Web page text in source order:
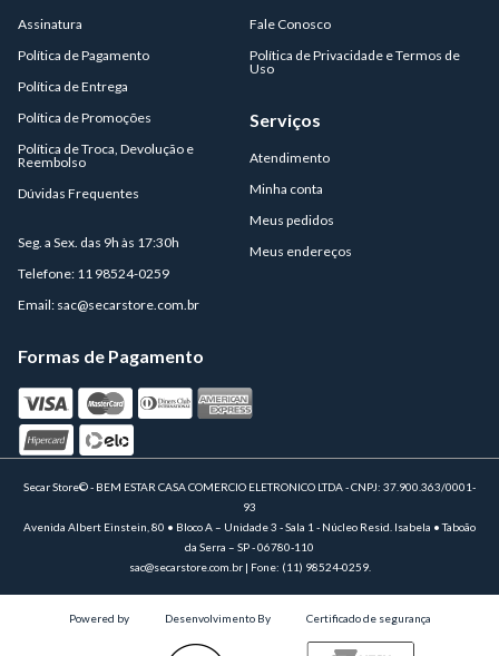
Assinatura
Política de Pagamento
Política de Entrega
Política de Promoções
Política de Troca, Devolução e
Reembolso
Dúvidas Frequentes
Seg. a Sex. das 9h às 17:30h
Telefone: 11 98524-0259
Email: sac@secarstore.com.br
Fale Conosco
Política de Privacidade e Termos de
Uso
Serviços
Atendimento
Minha conta
Meus pedidos
Meus endereços
Formas de Pagamento
Secar Store© - BEM ESTAR CASA COMERCIO ELETRONICO LTDA - CNPJ: 37.900.363/0001-
93
Avenida Albert Einstein, 80 • Bloco A – Unidade 3 - Sala 1 - Núcleo Resid. Isabela • Taboão
da Serra – SP - 06780-110
sac@secarstore.com.br | Fone: (11) 98524-0259.
Powered by Desenvolvimento By Certificado de segurança